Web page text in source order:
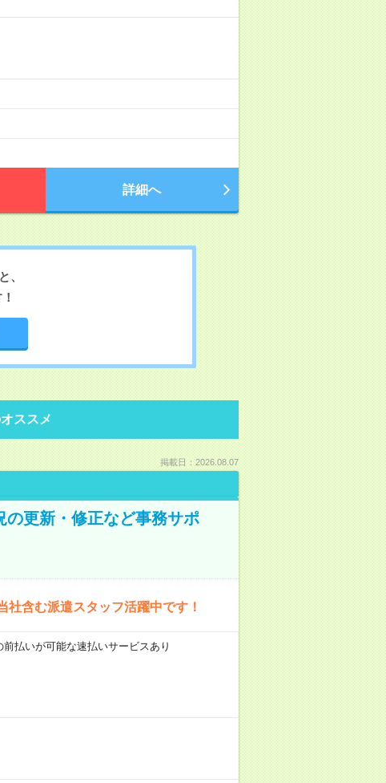
詳細へ
、
ススメ
掲載日：2026.08.07
更新・修正など事務サポ
含む派遣スタッフ活躍中です！
払いが可能な速払いサービスあり